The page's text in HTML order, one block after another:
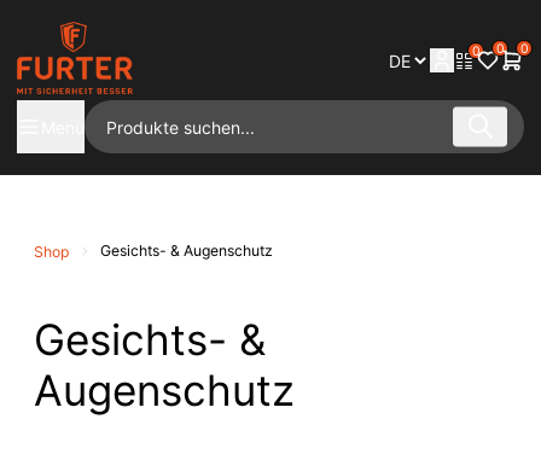
0 0 0
Shop Gesichts- & Augenschutz
Gesichts- &
Augenschutz